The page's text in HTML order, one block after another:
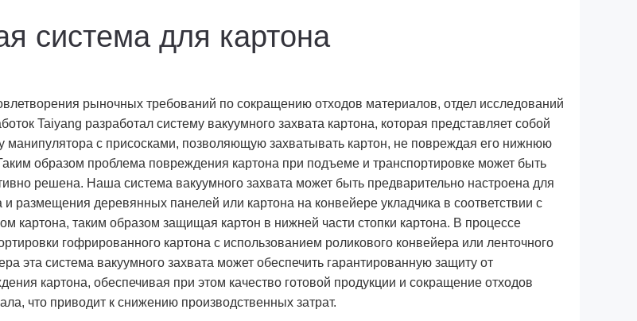
система для картона
рыночных требований по сокращению отходов материалов, отдел исследований
Taiyang разработал систему вакуумного захвата картона, которая представляет собой
манипулятора с присосками, позволяющую захватывать картон, не повреждая его нижнюю
образом проблема повреждения картона при подъеме и транспортировке может быть
решена. Наша система вакуумного захвата может быть предварительно настроена для
и размещения деревянных панелей или картона на конвейере укладчика в соответствии с
картона, таким образом защищая картон в нижней части стопки картона. В процессе
гофрированного картона с использованием роликового конвейера или ленточного
эта система вакуумного захвата может обеспечить гарантированную защиту от
картона, обеспечивая при этом качество готовой продукции и сокращение отходов
что приводит к снижению производственных затрат.